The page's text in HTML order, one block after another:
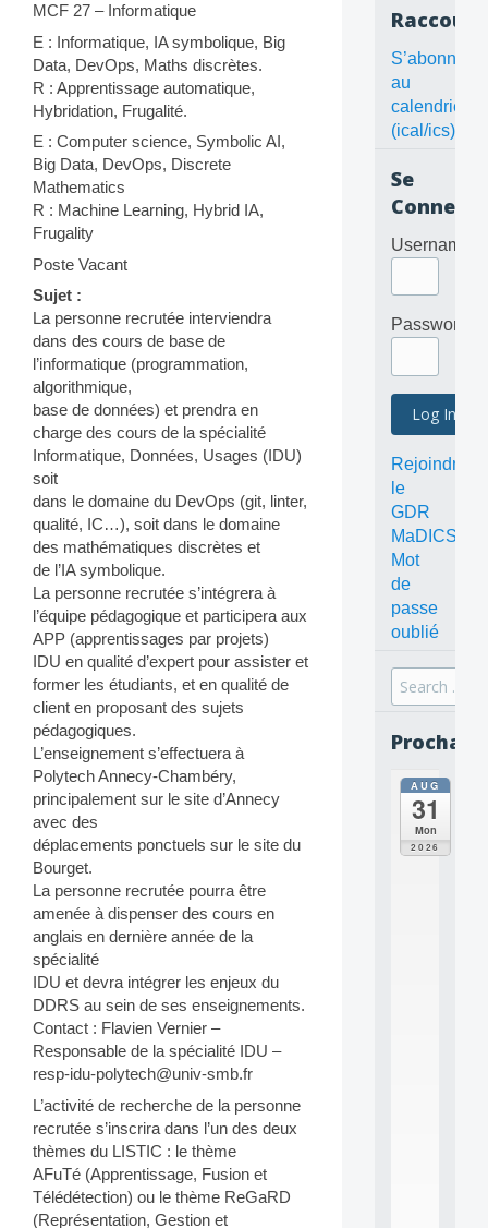
MCF 27 – Informatique
E : Informatique, IA symbolique, Big
Data, DevOps, Maths discrètes.
R : Apprentissage automatique,
Hybridation, Frugalité.
E : Computer science, Symbolic AI,
Big Data, DevOps, Discrete
Mathematics
R : Machine Learning, Hybrid IA,
Frugality
Poste Vacant
Sujet :
La personne recrutée interviendra
dans des cours de base de
l’informatique (programmation,
algorithmique,
base de données) et prendra en
charge des cours de la spécialité
Informatique, Données, Usages (IDU)
soit
dans le domaine du DevOps (git, linter,
qualité, IC…), soit dans le domaine
des mathématiques discrètes et
de l’IA symbolique.
La personne recrutée s’intégrera à
l’équipe pédagogique et participera aux
APP (apprentissages par projets)
IDU en qualité d’expert pour assister et
former les étudiants, et en qualité de
client en proposant des sujets
pédagogiques.
L’enseignement s’effectuera à
Polytech Annecy-Chambéry,
principalement sur le site d’Annecy
avec des
déplacements ponctuels sur le site du
Bourget.
La personne recrutée pourra être
amenée à dispenser des cours en
anglais en dernière année de la
spécialité
IDU et devra intégrer les enjeux du
DDRS au sein de ses enseignements.
Contact : Flavien Vernier –
Responsable de la spécialité IDU –
resp-idu-polytech@univ-smb.fr
L’activité de recherche de la personne
recrutée s’inscrira dans l’un des deux
thèmes du LISTIC : le thème
AFuTé (Apprentissage, Fusion et
Télédétection) ou le thème ReGaRD
(Représentation, Gestion et
S’abonner
au
calendrier
(ical/ics)
Se
Username
Password
Rejoindre
le
GDR
MaDICS
Mot
de
passe
oublié
Search
for:
AUG
31
Mon
2026